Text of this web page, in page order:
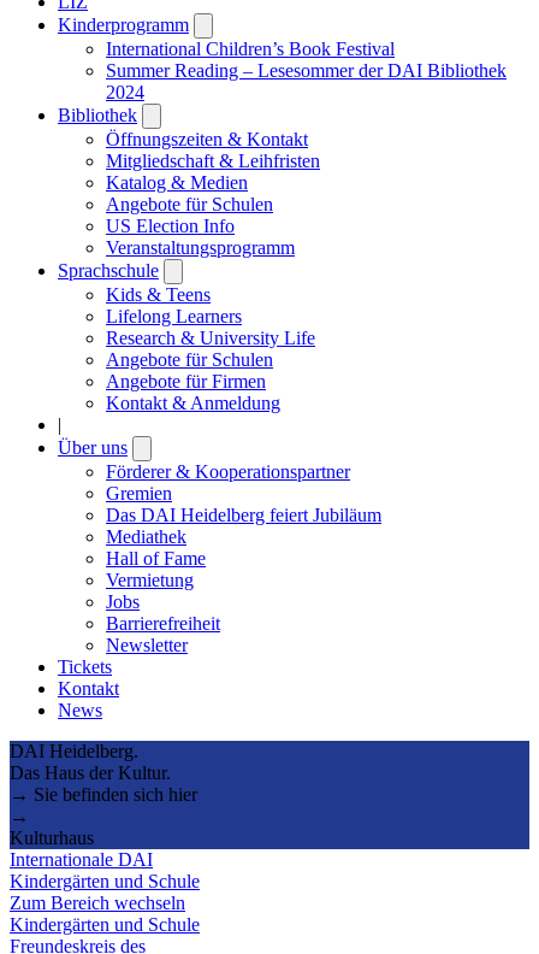
Kinderprogramm
submenu
International Children’s Book Festival
Summer Reading – Lesesommer der DAI Bibliothek
2024
Bibliothek
submenu
Öffnungszeiten & Kontakt
Mitgliedschaft & Leihfristen
Katalog & Medien
Angebote für Schulen
US Election Info
Veranstaltungsprogramm
Sprachschule
submenu
Kids & Teens
Lifelong Learners
Research & University Life
Angebote für Schulen
Angebote für Firmen
Kontakt & Anmeldung
|
Über uns
submenu
Förderer & Kooperationspartner
Gremien
Das DAI Heidelberg feiert Jubiläum
Mediathek
Hall of Fame
Vermietung
Jobs
Barrierefreiheit
Newsletter
Tickets
Kontakt
News
DAI Heidelberg.
Das Haus der Kultur.
→ Sie befinden sich hier
→
Kulturhaus
Internationale DAI
Kindergärten und Schule
Zum Bereich wechseln
Kindergärten und Schule
Freundeskreis des